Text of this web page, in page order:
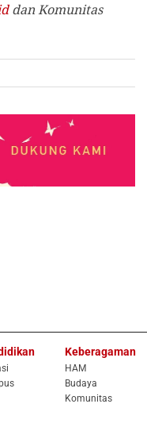
dan Komunitas
Keberagaman
HAM
Budaya
Komunitas